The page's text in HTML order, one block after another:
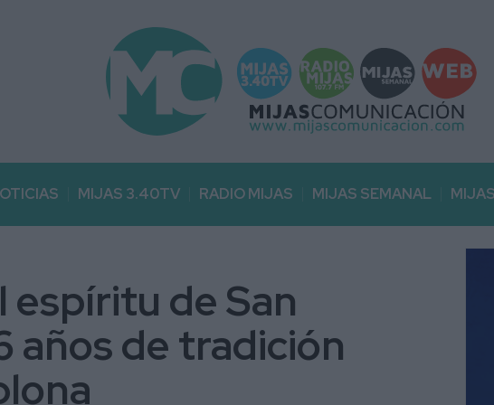
MIJAS 3.40TV RADIO MIJAS MIJAS SEMANAL
espíritu de San
años de tradición